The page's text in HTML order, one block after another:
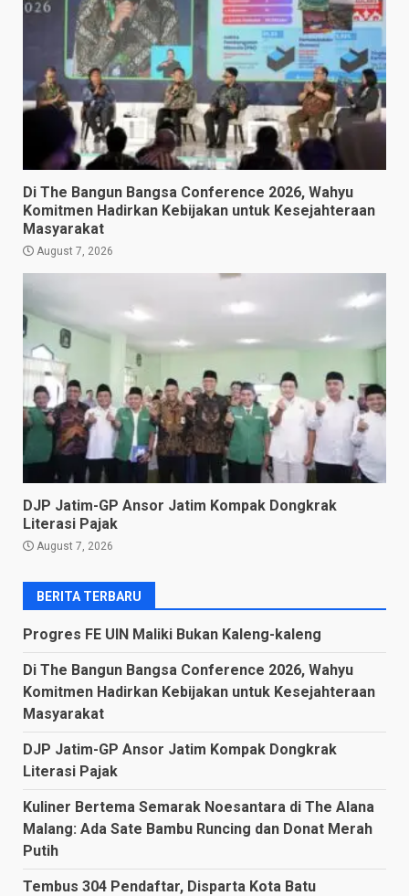
Di The Bangun Bangsa Conference 2026, Wahyu
Komitmen Hadirkan Kebijakan untuk Kesejahteraan
Masyarakat
August 7, 2026
DJP Jatim-GP Ansor Jatim Kompak Dongkrak
Literasi Pajak
August 7, 2026
BERITA TERBARU
Progres FE UIN Maliki Bukan Kaleng-kaleng
Di The Bangun Bangsa Conference 2026, Wahyu
Komitmen Hadirkan Kebijakan untuk Kesejahteraan
Masyarakat
DJP Jatim-GP Ansor Jatim Kompak Dongkrak
Literasi Pajak
Kuliner Bertema Semarak Noesantara di The Alana
Malang: Ada Sate Bambu Runcing dan Donat Merah
Putih
Tembus 304 Pendaftar, Disparta Kota Batu